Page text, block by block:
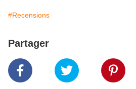
#Recensions
Partager